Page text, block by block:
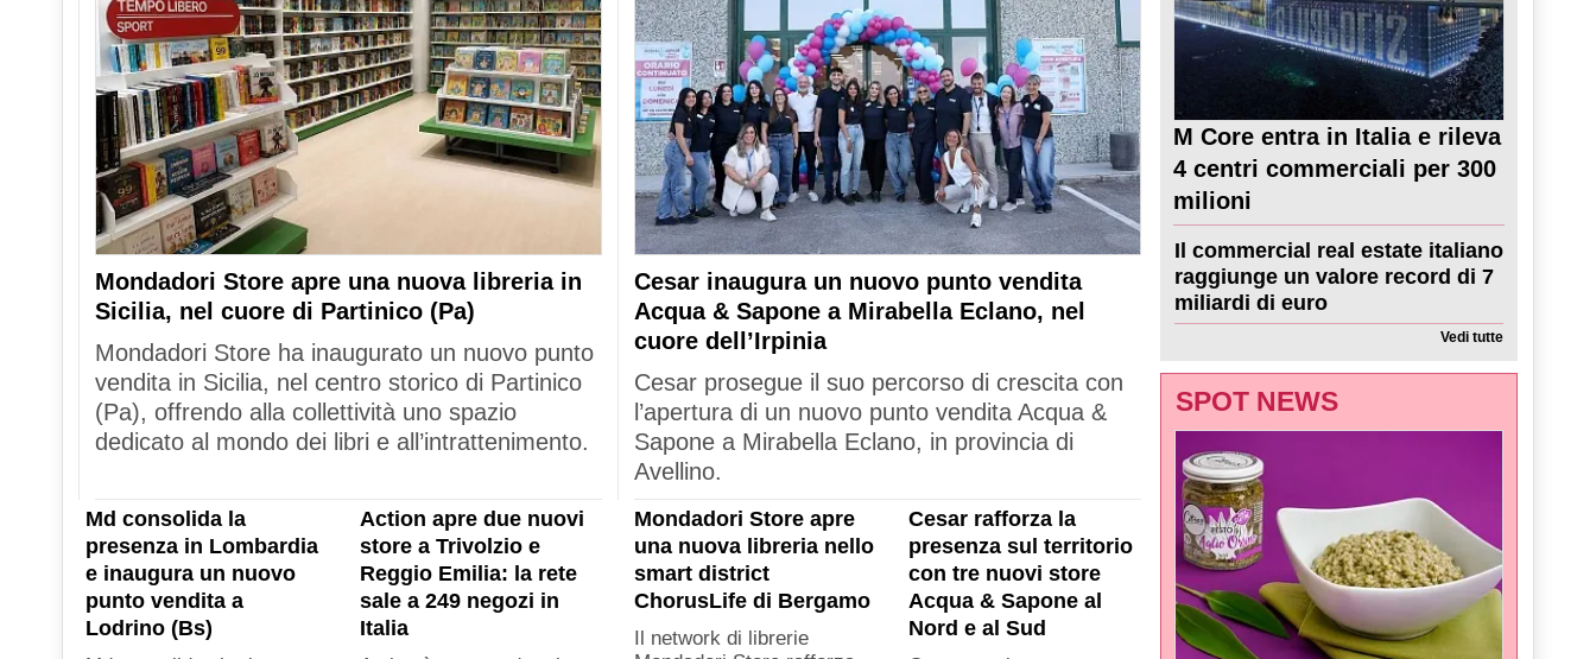
Mondadori Store apre una nuova libreria in
Sicilia, nel cuore di Partinico (Pa)
Mondadori Store ha inaugurato un nuovo punto
vendita in Sicilia, nel centro storico di Partinico
(Pa), offrendo alla collettività uno spazio
dedicato al mondo dei libri e all’intrattenimento.
Cesar inaugura un nuovo punto vendita
Acqua & Sapone a Mirabella Eclano, nel
cuore dell’Irpinia
Cesar prosegue il suo percorso di crescita con
l’apertura di un nuovo punto vendita Acqua &
Sapone a Mirabella Eclano, in provincia di
Avellino.
Md consolida la
presenza in Lombardia
e inaugura un nuovo
punto vendita a
Lodrino (Bs)
Action apre due nuovi
store a Trivolzio e
Reggio Emilia: la rete
sale a 249 negozi in
Italia
Mondadori Store apre
una nuova libreria nello
smart district
ChorusLife di Bergamo
Il network di librerie
Cesar rafforza la
presenza sul territorio
con tre nuovi store
Acqua & Sapone al
Nord e al Sud
M Core entra in Italia e rileva
4 centri commerciali per 300
milioni
Il commercial real estate italiano
raggiunge un valore record di 7
miliardi di euro
Vedi tutte
SPOT NEWS